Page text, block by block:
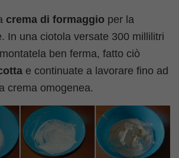
crema di formaggio per la
In una ciotola versate 300 millilitri
ben ferma, fatto ciò
e continuate a lavorare fino ad
crema omogenea.